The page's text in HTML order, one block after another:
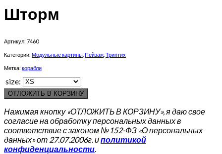
Шторм
Артикул: 7460
Категории: Модульные картины Пейзаж Триптих
Метка: корабли
size:
ОТЛОЖИТЬ В КОРЗИНУ
Нажимая кнопку «ОТЛОЖИТЬ В КОРЗИНУ», я даю свое
согласие на обработку персональных данных в
соответствие с законом №152-ФЗ «О персональных
данных» от 27.07.2006г. иполитикой
конфиденциальности.